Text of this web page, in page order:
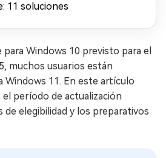
11 soluciones
Windows 10 previsto para el
muchos usuarios están
Windows 11. En este artículo
período de actualización
elegibilidad y los preparativos